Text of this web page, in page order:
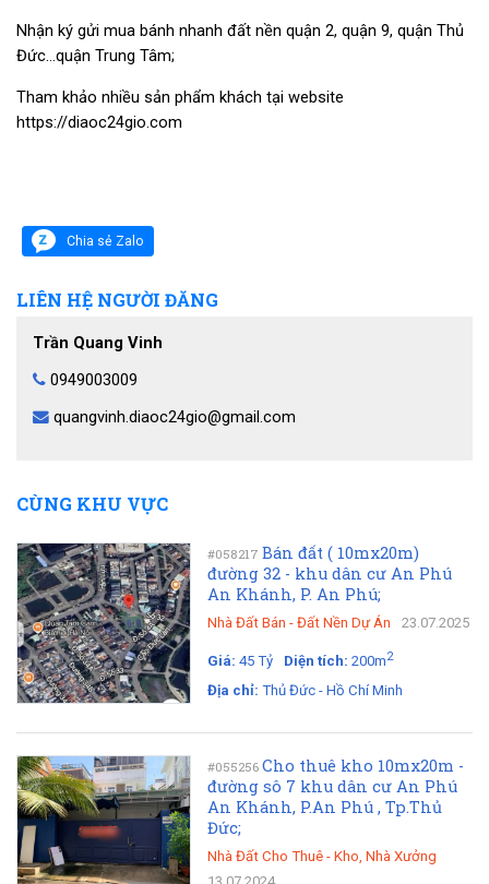
Nhận ký gửi mua bánh nhanh đất nền quận 2, quận 9, quận Thủ
Đức…quận Trung Tâm;
Tham khảo nhiều sản phẩm khách tại website
https://diaoc24gio.com
Chia sẻ Zalo
LIÊN HỆ NGƯỜI ĐĂNG
Trần Quang Vinh
0949003009
quangvinh.diaoc24gio@gmail.com
CÙNG KHU VỰC
#058217 Bán đất ( 10mx20m)
đường 32 - khu dân cư An Phú
An Khánh, P. An Phú;
Nhà Đất Bán - Đất Nền Dự Án 23.07.2025
Giá: 45 Tỷ Diện tích: 200m2
Địa chỉ: Thủ Đức - Hồ Chí Minh
#055256 Cho thuê kho 10mx20m -
đường sô 7 khu dân cư An Phú
An Khánh, P.An Phú , Tp.Thủ
Đức;
Nhà Đất Cho Thuê - Kho, Nhà Xưởng